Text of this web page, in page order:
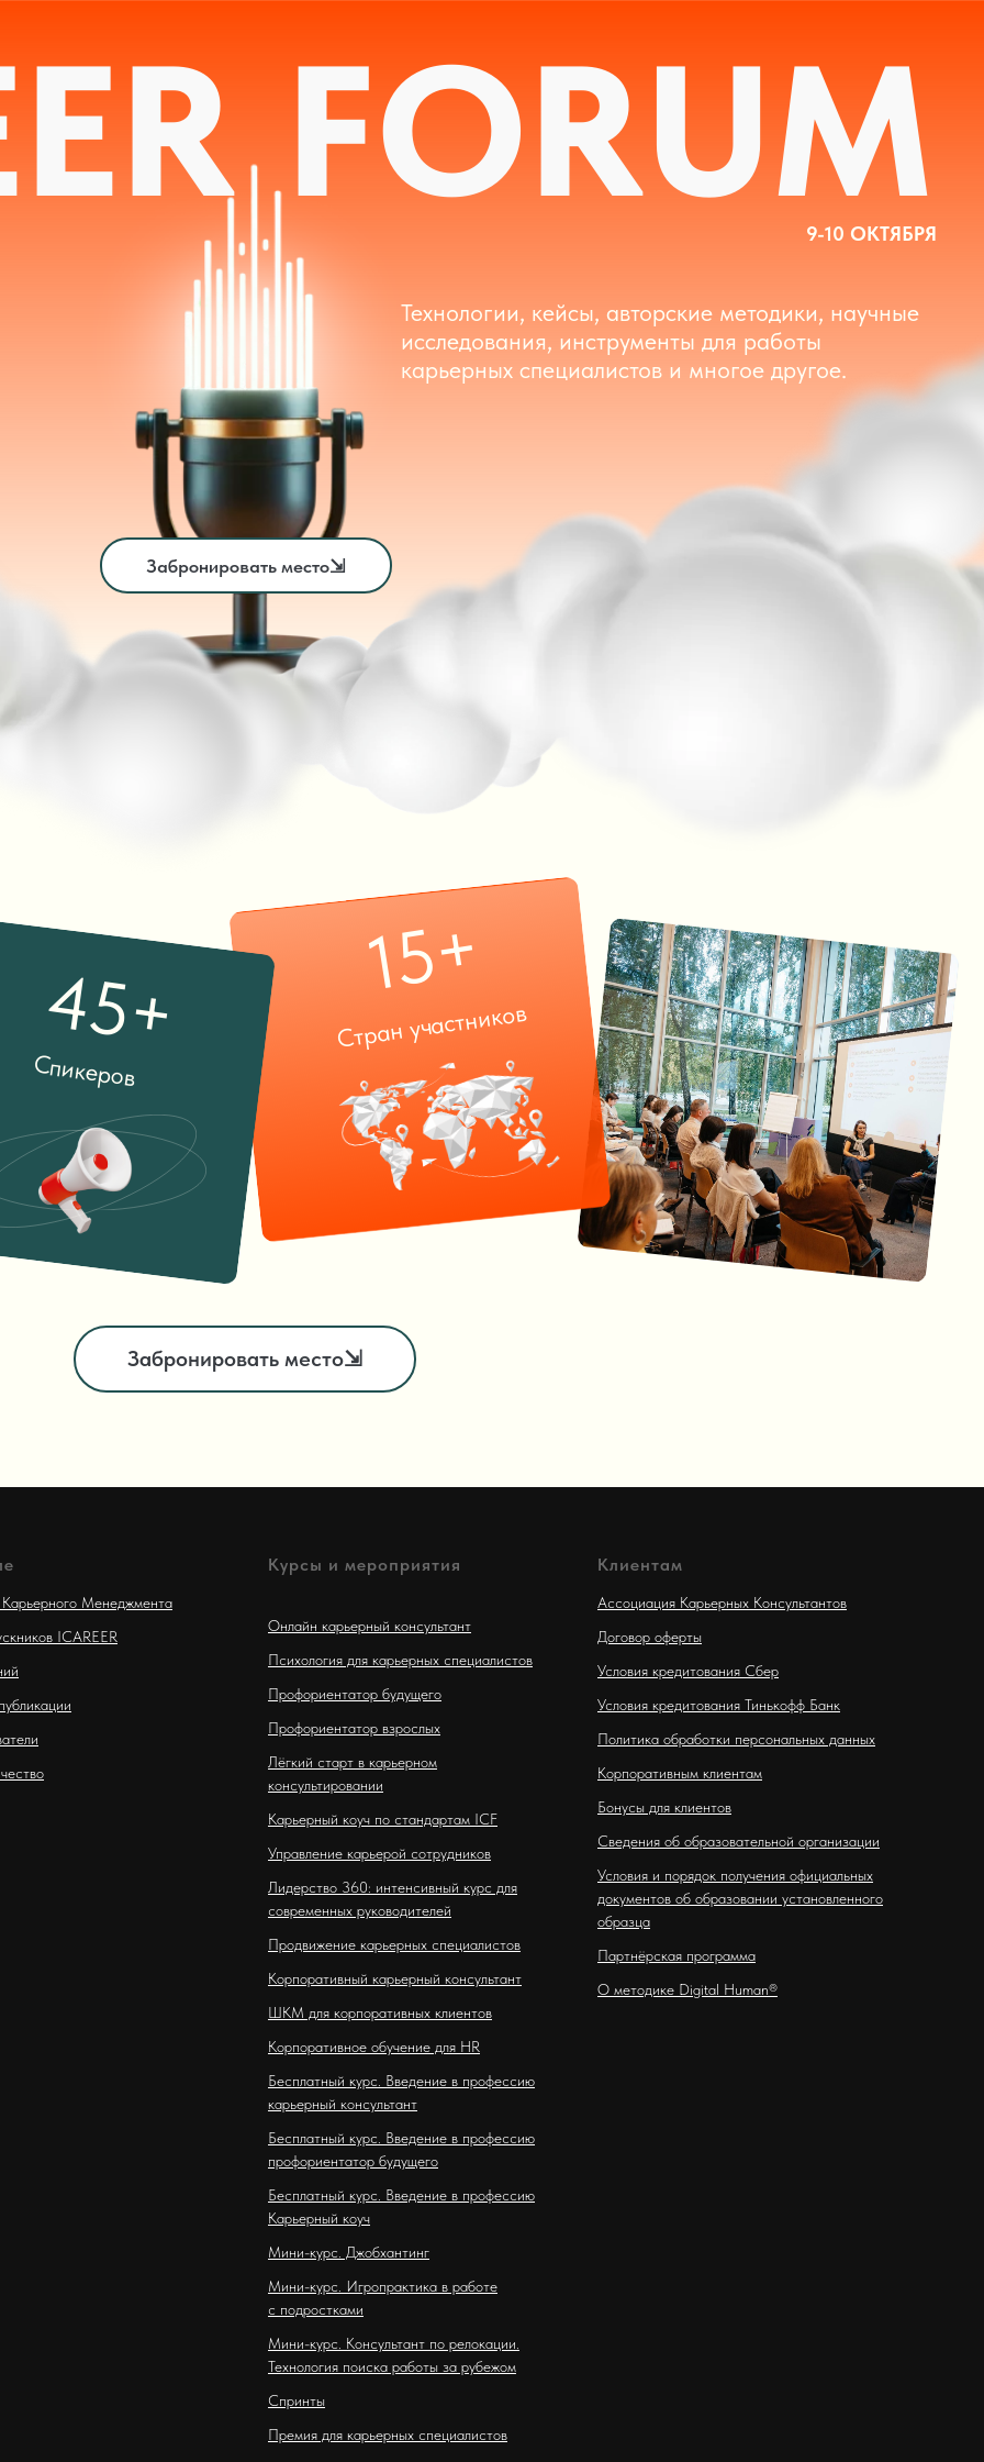
FORUM
исследования, инструменты для работы
карьерных специалистов и многое другое.
Забронировать место⇲
Стран участников
Забронировать место⇲
Менеджмента
ICAREER
Курсы и мероприятия
Онлайн карьерный консультант
Психология для карьерных специалистов
Профориентатор будущего
Профориентатор взрослых
Лёгкий старт в карьерном
консультировании
Карьерный коуч по стандартам ICF
Управление карьерой сотрудников
Лидерство 360: интенсивный курс для
современных руководителей
Продвижение карьерных специалистов
Корпоративный карьерный консультант
ШКМ для корпоративных клиентов
Корпоративное обучение для HR
Бесплатный курс. Введение в профессию
карьерный консультант
Бесплатный курс. Введение в профессию
профориентатор будущего
Бесплатный курс. Введение в профессию
Карьерный коуч
Мини-курс. Джобхантинг
Мини-курс. Игропрактика в работе
с подростками
Мини-курс. Консультант по релокации.
Технология поиска работы за рубежом
Спринты
Премия для карьерных специалистов
Клиентам
Ассоциация Карьерных Консультантов
Договор оферты
Условия кредитования Сбер
Условия кредитования Тинькофф Банк
Политика обработки персональных данных
Корпоративным клиентам
Бонусы для клиентов
Сведения об образовательной организации
Условия и порядок получения официальных
документов об образовании установленного
образца
Партнёрская программа
О методике Digital Human®